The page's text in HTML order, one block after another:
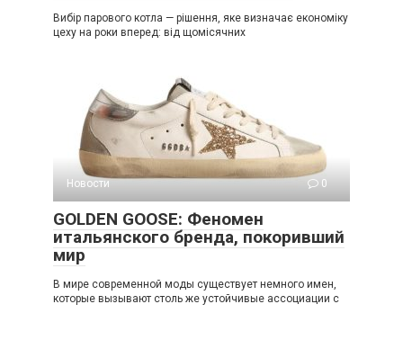
Вибір парового котла — рішення, яке визначає економіку
цеху на роки вперед: від щомісячних
Новости 0
GOLDEN GOOSE: Феномен
итальянского бренда, покоривший
мир
В мире современной моды существует немного имен,
которые вызывают столь же устойчивые ассоциации с